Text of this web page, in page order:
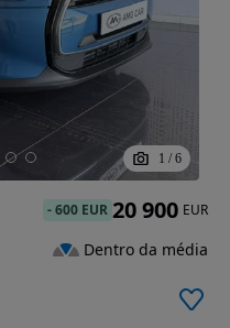
1 / 6
-600 EUR 20 900 EUR
Dentro da média